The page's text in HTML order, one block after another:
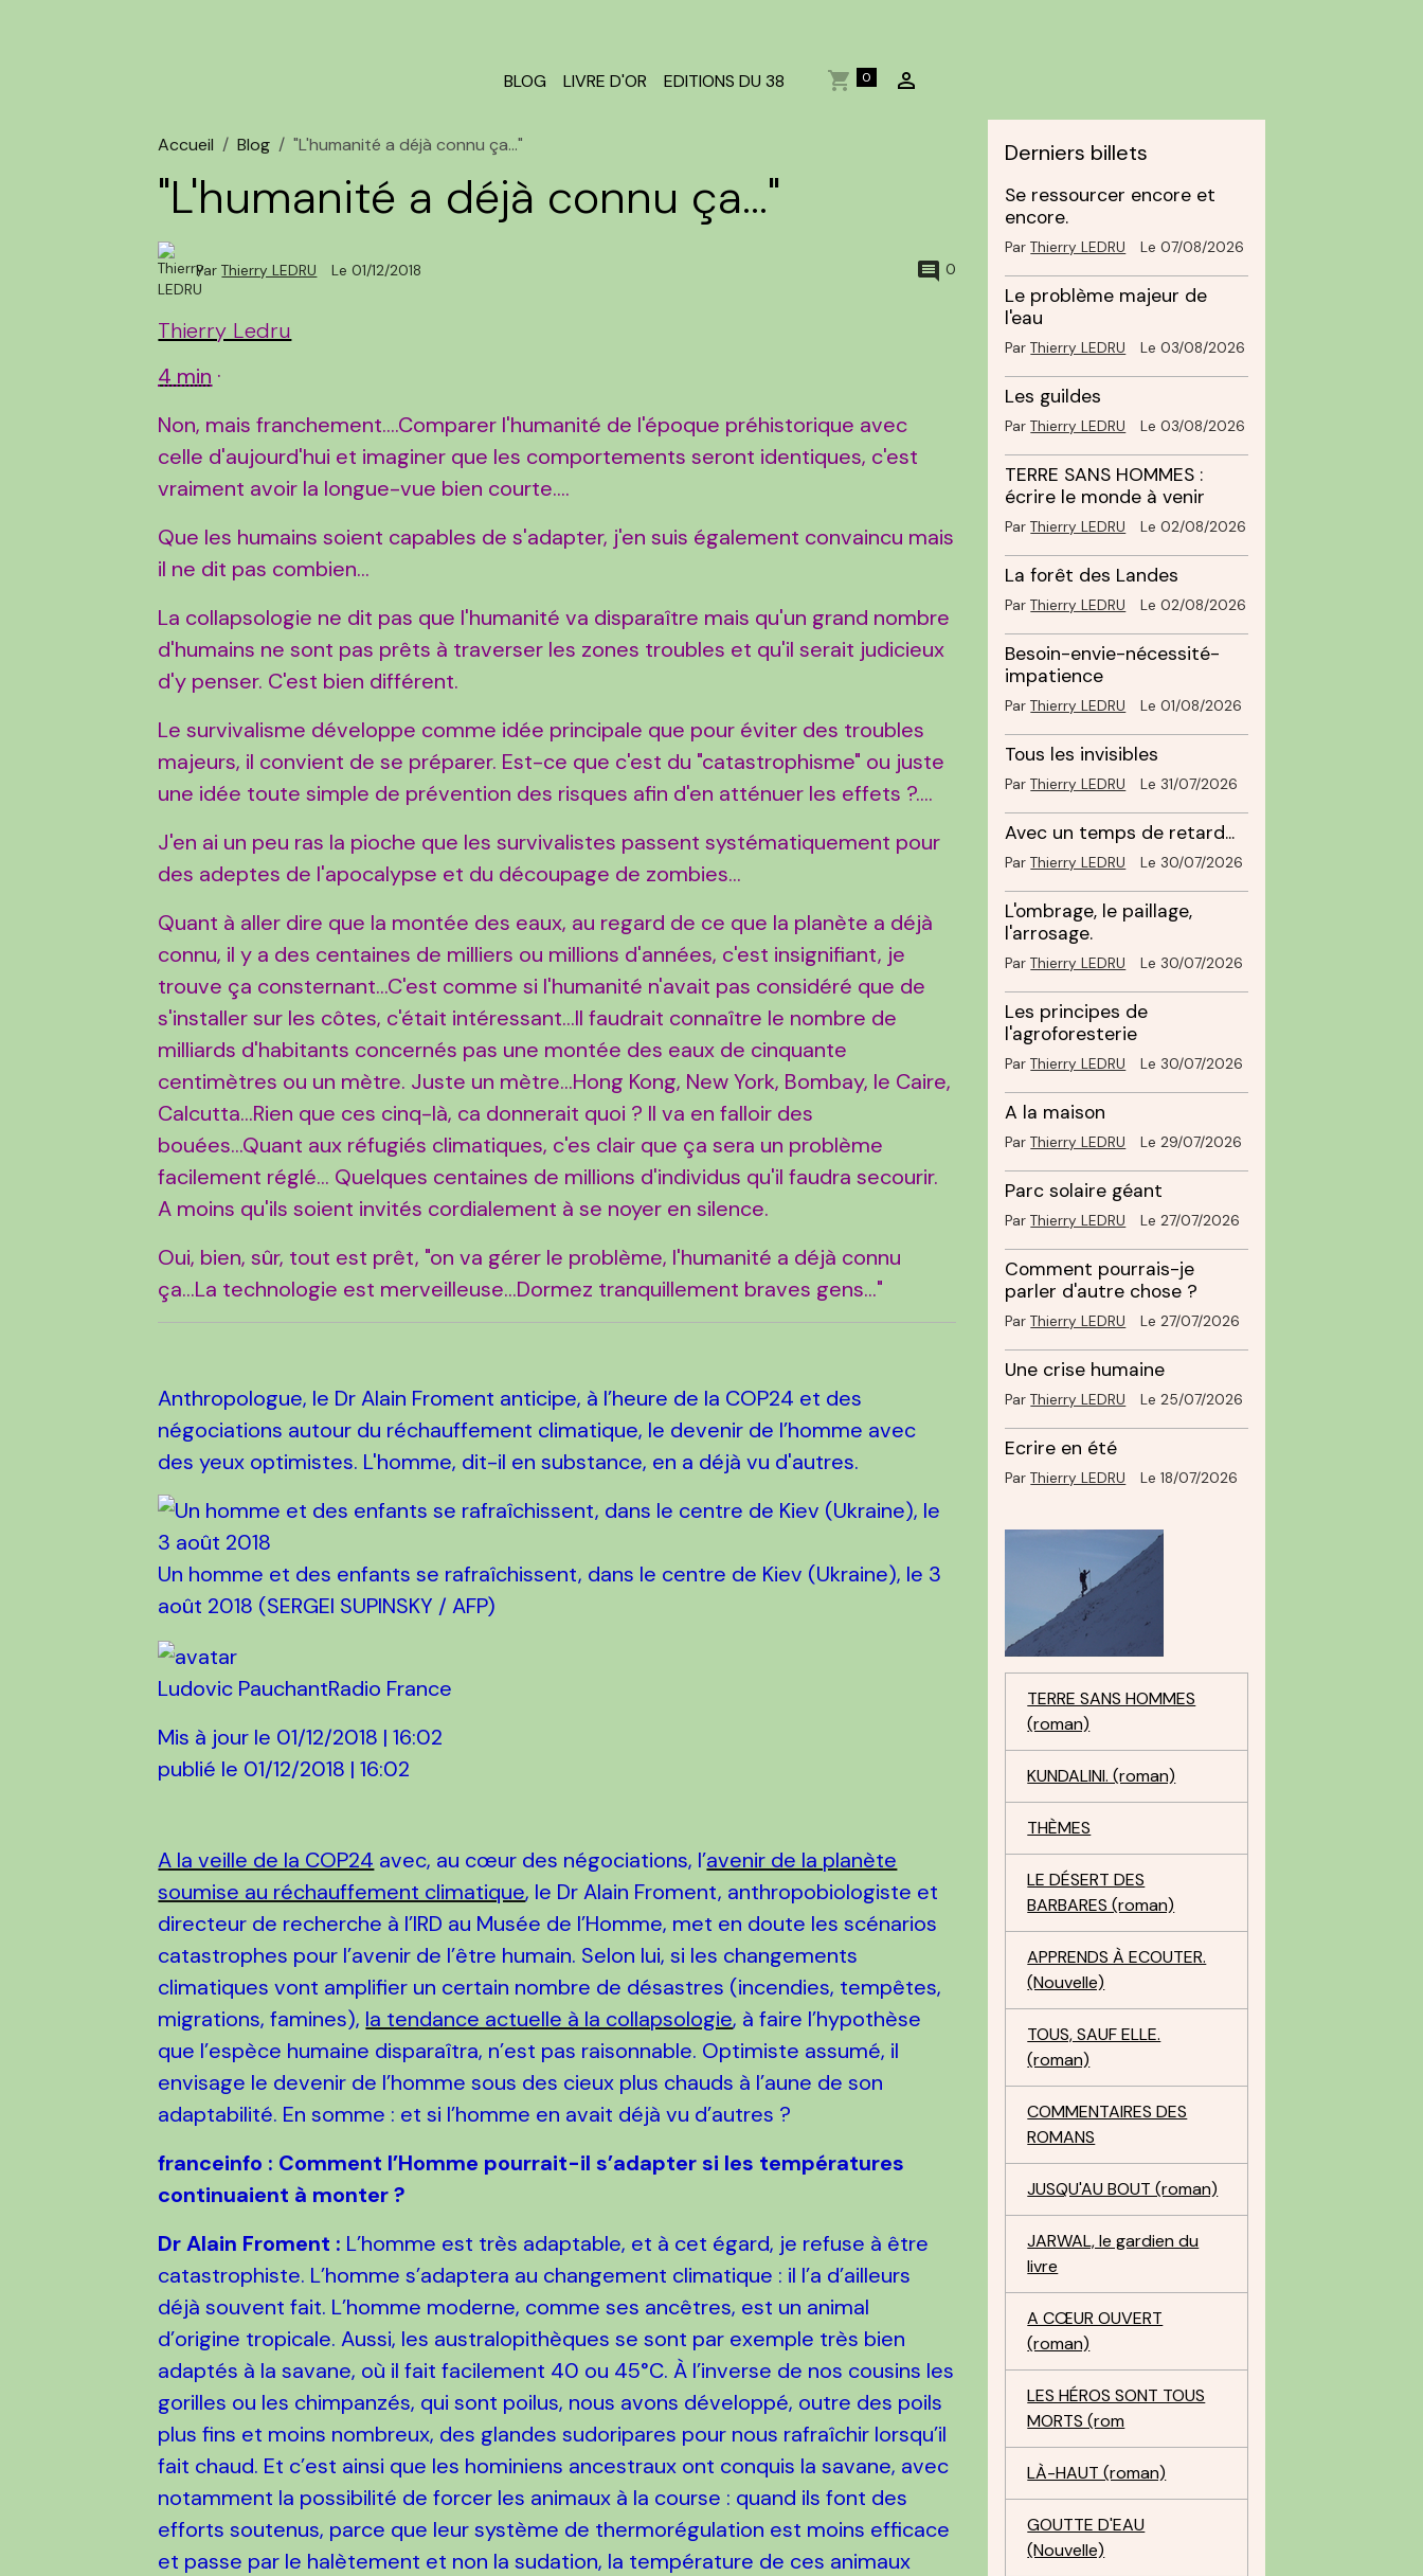
BLOG LIVRE D'OR EDITIONS DU 38 0
Accueil Blog "L'humanité a déjà connu ça..."
"L'humanité a déjà connu ça..."
ParThierry LEDRU Le 01/12/2018 0
Thierry Ledru
4 min ·
Non, mais franchement....Comparer l'humanité de l'époque préhistorique avec
celle d'aujourd'hui et imaginer que les comportements seront identiques, c'est
vraiment avoir la longue-vue bien courte....
Que les humains soient capables de s'adapter, j'en suis également convaincu mais
il ne dit pas combien...
La collapsologie ne dit pas que l'humanité va disparaître mais qu'un grand nombre
d'humains ne sont pas prêts à traverser les zones troubles et qu'il serait judicieux
d'y penser. C'est bien différent.
Le survivalisme développe comme idée principale que pour éviter des troubles
majeurs, il convient de se préparer. Est-ce que c'est du "catastrophisme" ou juste
une idée toute simple de prévention des risques afin d'en atténuer les effets ?....
J'en ai un peu ras la pioche que les survivalistes passent systématiquement pour
des adeptes de l'apocalypse et du découpage de zombies...
Quant à aller dire que la montée des eaux, au regard de ce que la planète a déjà
connu, il y a des centaines de milliers ou millions d'années, c'est insignifiant, je
trouve ça consternant...C'est comme si l'humanité n'avait pas considéré que de
s'installer sur les côtes, c'était intéressant...Il faudrait connaître le nombre de
milliards d'habitants concernés pas une montée des eaux de cinquante
centimètres ou un mètre. Juste un mètre...Hong Kong, New York, Bombay, le Caire,
Calcutta...Rien que ces cinq-là, ca donnerait quoi ? Il va en falloir des
bouées...Quant aux réfugiés climatiques, c'es clair que ça sera un problème
facilement réglé... Quelques centaines de millions d'individus qu'il faudra secourir.
A moins qu'ils soient invités cordialement à se noyer en silence.
Oui, bien, sûr, tout est prêt, "on va gérer le problème, l'humanité a déjà connu
ça...La technologie est merveilleuse...Dormez tranquillement braves gens..."
Anthropologue, le Dr Alain Froment anticipe, à l’heure de la COP24 et des
négociations autour du réchauffement climatique, le devenir de l’homme avec
des yeux optimistes. L'homme, dit-il en substance, en a déjà vu d'autres.
Un homme et des enfants se rafraîchissent, dans le centre de Kiev (Ukraine), le 3
août 2018 (SERGEI SUPINSKY / AFP)
Ludovic PauchantRadio France
Mis à jour le 01/12/2018 | 16:02
publié le 01/12/2018 | 16:02
A la veille de la COP24 avec, au cœur des négociations, l’avenir de la planète
soumise au réchauffement climatique, le Dr Alain Froment, anthropobiologiste et
directeur de recherche à l’IRD au Musée de l’Homme, met en doute les scénarios
catastrophes pour l’avenir de l’être humain. Selon lui, si les changements
climatiques vont amplifier un certain nombre de désastres (incendies, tempêtes,
migrations, famines), la tendance actuelle à la collapsologie, à faire l’hypothèse
que l’espèce humaine disparaîtra, n’est pas raisonnable. Optimiste assumé, il
envisage le devenir de l’homme sous des cieux plus chauds à l’aune de son
adaptabilité. En somme : et si l’homme en avait déjà vu d’autres ?
franceinfo : Comment l’Homme pourrait-il s’adapter si les températures
continuaient à monter ?
Dr Alain Froment : L’homme est très adaptable, et à cet égard, je refuse à être
catastrophiste. L’homme s’adaptera au changement climatique : il l’a d’ailleurs
déjà souvent fait. L’homme moderne, comme ses ancêtres, est un animal
d’origine tropicale. Aussi, les australopithèques se sont par exemple très bien
adaptés à la savane, où il fait facilement 40 ou 45°C. À l’inverse de nos cousins les
gorilles ou les chimpanzés, qui sont poilus, nous avons développé, outre des poils
plus fins et moins nombreux, des glandes sudoripares pour nous rafraîchir lorsqu’il
fait chaud. Et c’est ainsi que les hominiens ancestraux ont conquis la savane, avec
notamment la possibilité de forcer les animaux à la course : quand ils font des
efforts soutenus, parce que leur système de thermorégulation est moins efficace
et passe par le halètement et non la sudation, la température de ces animaux
Derniers billets
Se ressourcer encore et
encore.
ParThierry LEDRU Le 07/08/2026
Le problème majeur de
l'eau
ParThierry LEDRU Le 03/08/2026
Les guildes
ParThierry LEDRU Le 03/08/2026
TERRE SANS HOMMES :
écrire le monde à venir
ParThierry LEDRU Le 02/08/2026
La forêt des Landes
ParThierry LEDRU Le 02/08/2026
Besoin-envie-nécessité-
impatience
ParThierry LEDRU Le 01/08/2026
Tous les invisibles
ParThierry LEDRU Le 31/07/2026
Avec un temps de retard...
ParThierry LEDRU Le 30/07/2026
L'ombrage, le paillage,
l'arrosage.
ParThierry LEDRU Le 30/07/2026
Les principes de
l'agroforesterie
ParThierry LEDRU Le 30/07/2026
A la maison
ParThierry LEDRU Le 29/07/2026
Parc solaire géant
ParThierry LEDRU Le 27/07/2026
Comment pourrais-je
parler d'autre chose ?
ParThierry LEDRU Le 27/07/2026
Une crise humaine
ParThierry LEDRU Le 25/07/2026
Ecrire en été
ParThierry LEDRU Le 18/07/2026
TERRE SANS HOMMES
(roman)
KUNDALINI. (roman)
THÈMES
LE DÉSERT DES
BARBARES (roman)
APPRENDS À ECOUTER.
(Nouvelle)
TOUS, SAUF ELLE.
(roman)
COMMENTAIRES DES
ROMANS
JUSQU'AU BOUT (roman)
JARWAL, le gardien du
livre
A CŒUR OUVERT
(roman)
LES HÉROS SONT TOUS
MORTS (rom
LÀ-HAUT (roman)
GOUTTE D'EAU
(Nouvelle)